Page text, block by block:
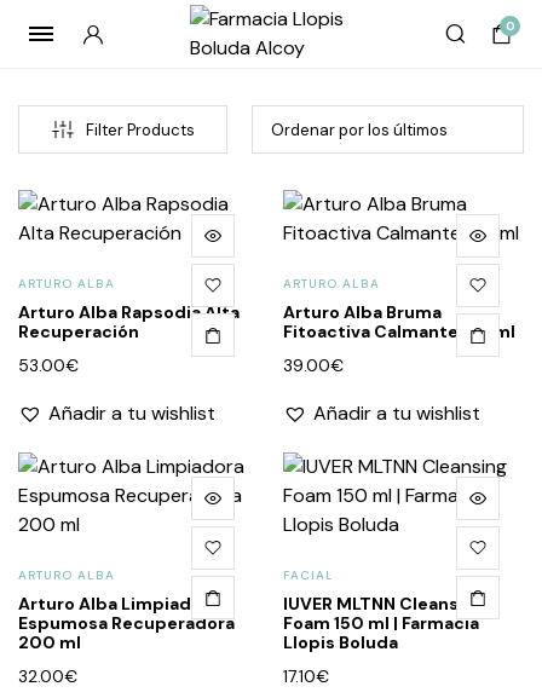
0
Filter Products
ARTURO ALBA
Arturo Alba Rapsodia Alta
Recuperación
53.00€
Añadir a tu wishlist
ARTURO ALBA
Arturo Alba Bruma
Fitoactiva Calmante 125 ml
39.00€
Añadir a tu wishlist
ARTURO ALBA
Arturo Alba Limpiadora
Espumosa Recuperadora
200 ml
32.00€
FACIAL
IUVER MLTNN Cleansing
Foam 150 ml | Farmacia
Llopis Boluda
17.10€